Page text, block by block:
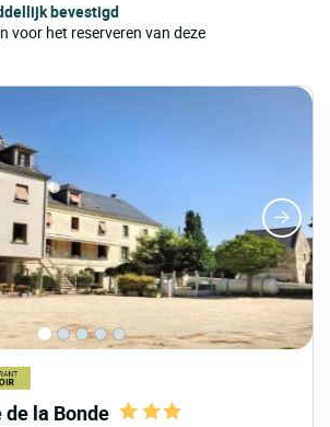
bevestigd
voor het reserveren van deze
la Bonde